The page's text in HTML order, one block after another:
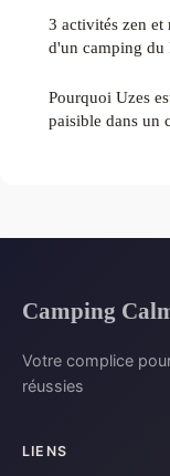
3 activités zen et
d'un camping du
Pourquoi Uzes
paisible dans un
Camping
Votre complice
réussies
LIENS